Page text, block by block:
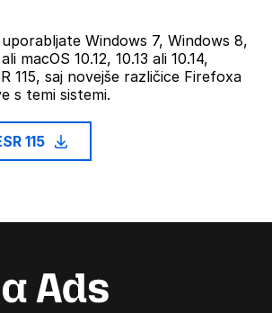
Windows 7, Windows 8,
macOS 10.12, 10.13 ali 10.14,
115, saj novejše različice Firefoxa
s temi sistemi.
115